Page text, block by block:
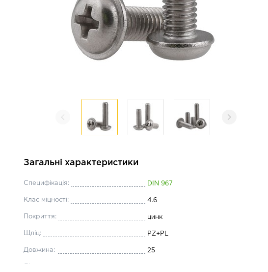
Загальні характеристики
Специфікація: DIN 967
Клас міцності: 4.6
Покриття: цинк
Щліц: PZ+PL
Довжина: 25